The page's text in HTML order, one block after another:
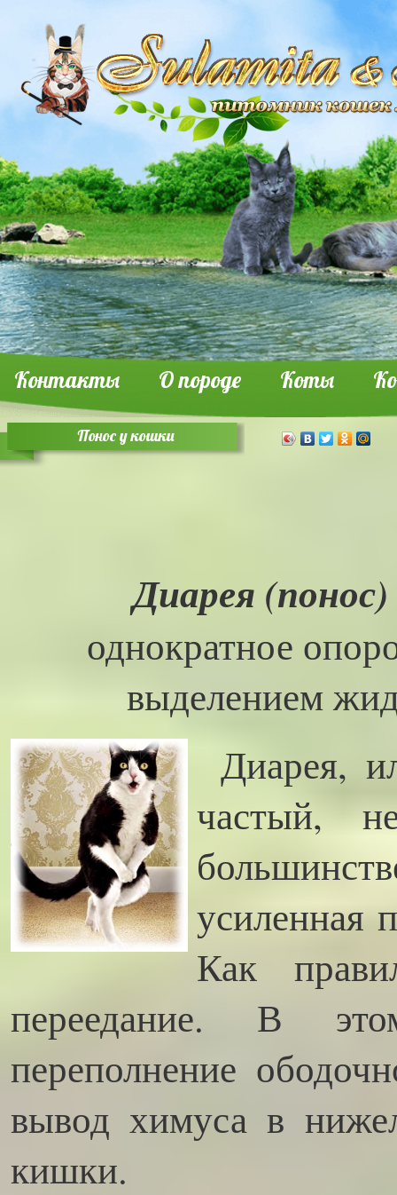
Контакты О породе Коты
Понос у кошки
Диарея (понос)
однократное
выделением
Диарея,
частый,
усиленная
Как
переедание. В
переполнение
вывод химуса в
кишки.